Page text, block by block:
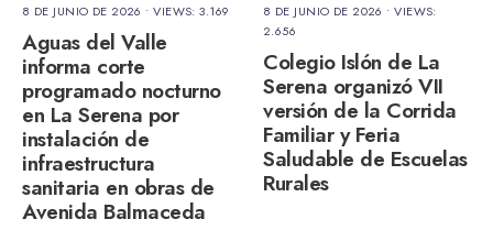
8 DE JUNIO DE 2026 •VIEWS: 3.169
Aguas del Valle
informa corte
programado nocturno
en La Serena por
instalación de
infraestructura
sanitaria en obras de
Avenida Balmaceda
8 DE JUNIO DE 2026 •VIEWS:
2.656
Colegio Islón de La
Serena organizó VII
versión de la Corrida
Familiar y Feria
Saludable de Escuelas
Rurales